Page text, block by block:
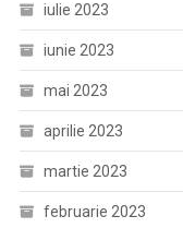
iulie 2023
iunie 2023
mai 2023
aprilie 2023
martie 2023
februarie 2023